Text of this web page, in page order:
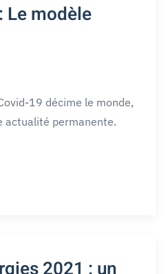
Le modèle
19 décime le monde,
actualité permanente.